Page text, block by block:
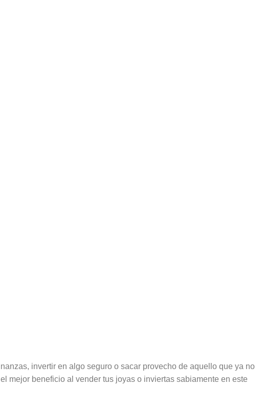
invertir en algo seguro o sacar provecho de aquello que ya no
mejor beneficio al vender tus joyas o inviertas sabiamente en este